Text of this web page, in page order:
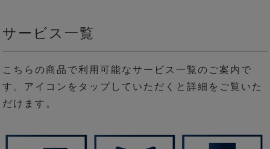
サービス一覧
こちらの商品で利用可能なサービス一覧のご案内で
す。アイコンをタップしていただくと詳細をご覧いた
だけます。